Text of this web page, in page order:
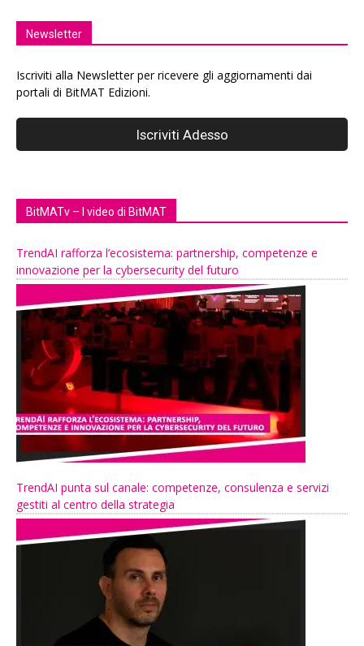
Newsletter
Iscriviti alla Newsletter per ricevere gli aggiornamenti dai
portali di BitMAT Edizioni.
BitMATv – I video di BitMAT
TrendAI rafforza l’ecosistema: partnership, competenze e
innovazione per la cybersecurity del futuro
TrendAI punta sul canale: competenze, consulenza e servizi
gestiti al centro della strategia